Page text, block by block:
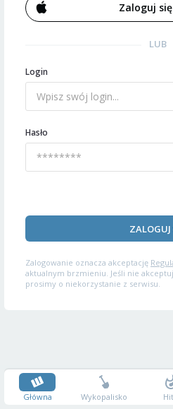
Zaloguj
LUB
Login
Hasło
ZALOGUJ
Zalogowanie oznacza akceptację
aktualnym brzmieniu. Jeśli nie
prosimy o niekorzystanie z serwisu.
Główna Wykopalisko